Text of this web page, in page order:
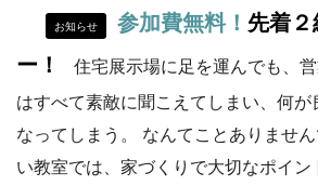
お知らせ 参加費無料！ 先着
ー！
住宅展示場に足を運んでも、
はすべて素敵に聞こえてしまい、何が
なってしまう。 なんてことありませ
い教室では、家づくりで大切なポイ